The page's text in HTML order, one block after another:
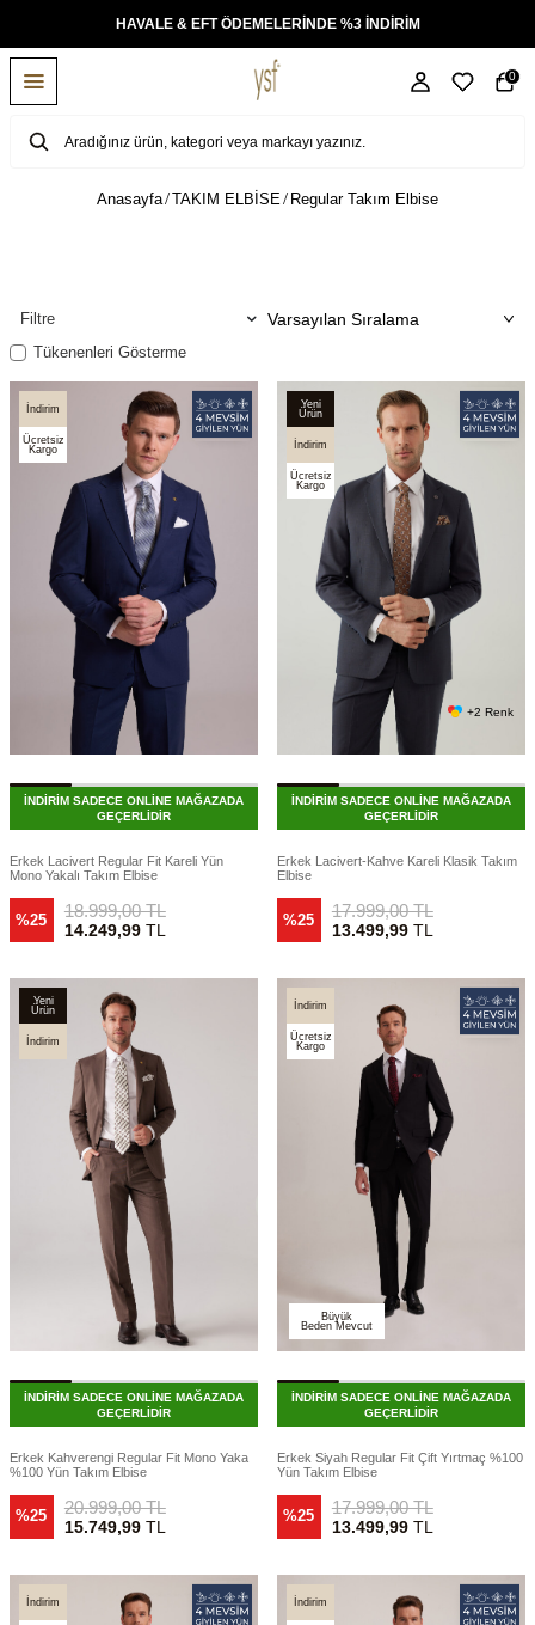
TÜM ÜRÜNLERDE ÜCRETSİZ KARGO
0
Anasayfa TAKIM ELBİSE Regular Takım Elbise
Filtre
Tükenenleri Gösterme
İndirim
Ücretsiz
Kargo
İNDİRİM SADECE ONLİNE MAĞAZADA
GEÇERLİDİR
Erkek Lacivert Regular Fit Kareli Yün
Mono Yakalı Takım Elbise
%25 18.999,00TL
14.249,99TL
Yeni
Ürün
İndirim
Ücretsiz
Kargo
+2 Renk
İNDİRİM SADECE ONLİNE MAĞAZADA
GEÇERLİDİR
Erkek Lacivert-Kahve Kareli Klasik Takım
Elbise
%25 17.999,00TL
13.499,99TL
Yeni
Ürün
İndirim
İNDİRİM SADECE ONLİNE MAĞAZADA
GEÇERLİDİR
Erkek Kahverengi Regular Fit Mono Yaka
%100 Yün Takım Elbise
%25 20.999,00TL
15.749,99TL
İndirim
Ücretsiz
Kargo
Büyük
Beden Mevcut
İNDİRİM SADECE ONLİNE MAĞAZADA
GEÇERLİDİR
Erkek Siyah Regular Fit Çift Yırtmaç %100
Yün Takım Elbise
%25 17.999,00TL
13.499,99TL
İndirim İndirim